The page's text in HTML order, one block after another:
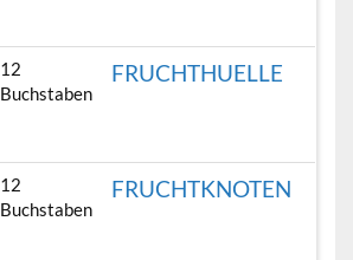
12
Buchstaben
FRUCHTHUELLE
12
Buchstaben
FRUCHTKNOTEN